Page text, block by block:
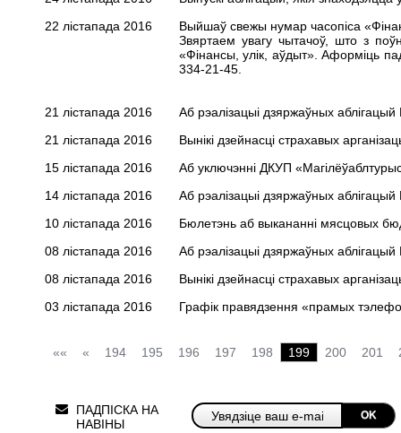
22 лістапада 2016
Выйшаў свежы нумар часопіса
Звяртаем увагу чытачоў, што з
«Фінансы, улік, аўдыт». Аформіць
334-21-45.
21 лістапада 2016
Аб рэалізацыі дзяржаўных аблігацый
21 лістапада 2016
Вынікі дзейнасці страхавых
15 лістапада 2016
Аб уключэнні ДКУП
14 лістапада 2016
Аб рэалізацыі дзяржаўных аблігацый
10 лістапада 2016
Бюлетэнь аб выкананні мясцовых
08 лістапада 2016
Аб рэалізацыі дзяржаўных аблігацый
08 лістапада 2016
Вынікі дзейнасці страхавых
03 лістапада 2016
Графік правядзення «прамых
«« « 194 195 196 197 198 199 200 201
ПАДПІСКА НА
НАВІНЫ
OK